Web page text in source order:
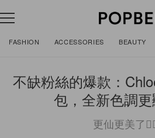
FASHION ACCESSORIES BEAUTY
不缺粉絲的爆款：
包，全新色調更
更仙更美了